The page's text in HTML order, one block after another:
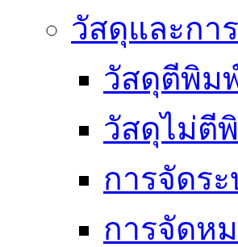
วัสดุและกา
วัสดุตีพิม
วัสดุไม่ตี
การจัดร
การจัดห